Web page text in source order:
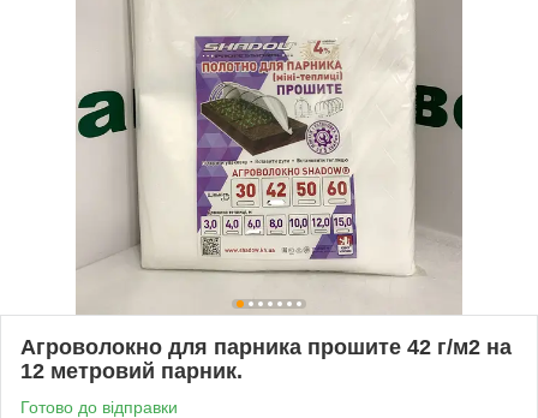
Агроволокно для парника прошите 42 г/м2 на
12 метровий парник.
Готово до відправки